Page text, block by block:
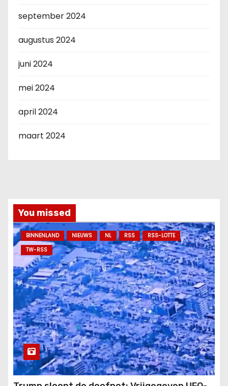
september 2024
augustus 2024
juni 2024
mei 2024
april 2024
maart 2024
You missed
BINNENLAND NIEUWS NL RSS
RSS-LOTTE
TW-RSS